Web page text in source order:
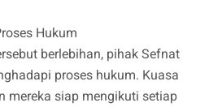
Hukum
berlebihan, pihak Sefnat
proses hukum. Kuasa
mereka siap mengikuti setiap